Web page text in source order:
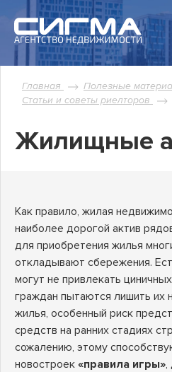
Главная
Полезные
Статьи и советы риелторов
Жилищные
Как правило, жилая
наиболее дорогой актив
для приобретения жилья
откладывают сбережения.
могут не привлекать
граждан пытаются лишить их
жилья, особенный риск
средств на ранних стадиях
сожалению, этому
новостроек «правила игры»,